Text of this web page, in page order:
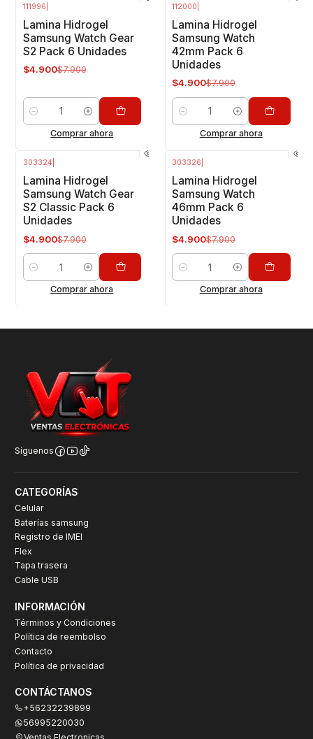
111996
Lamina Hidrogel
Samsung Watch Gear
S2 Pack 6 Unidades
$4.900$7.900
Cantidad
Comprar ahora
112000
Lamina Hidrogel
Samsung Watch
42mm Pack 6
Unidades
$4.900$7.900
Cantidad
Comprar ahora
303324
Lamina Hidrogel
Samsung Watch Gear
S2 Classic Pack 6
Unidades
$4.900$7.900
Cantidad
Comprar ahora
303326
Lamina Hidrogel
Samsung Watch
46mm Pack 6
Unidades
$4.900$7.900
Cantidad
Comprar ahora
Síguenos
CATEGORÍAS
Celular
Baterías samsung
Registro de IMEI
Flex
Tapa trasera
Cable USB
INFORMACIÓN
Términos y Condiciones
Política de reembolso
Contacto
Política de privacidad
CONTÁCTANOS
+56232239899
56995220030